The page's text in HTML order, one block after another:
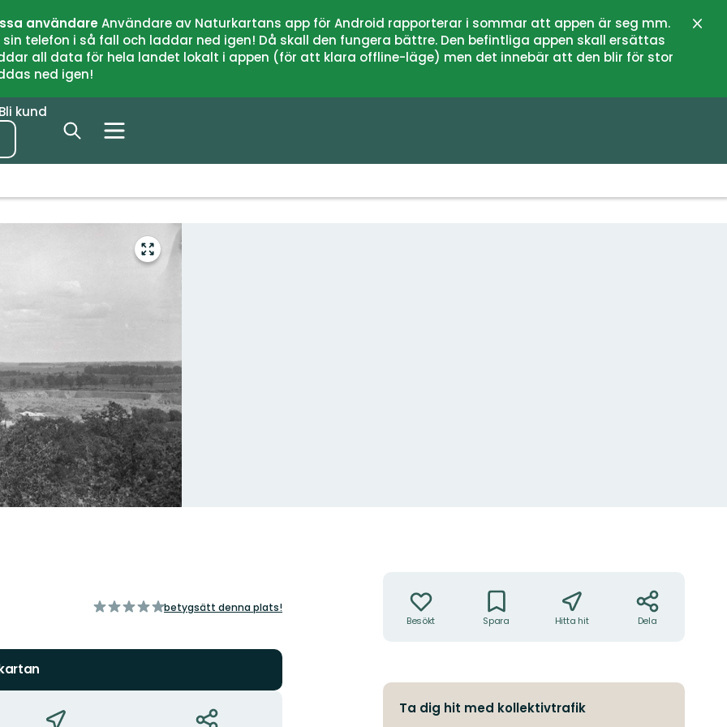
användareAnvändare av Naturkartans app för Android rapporterar i sommar att appen är seg mm.
telefon i så fall och laddar ned igen! Då skall den fungera bättre. Den befintliga appen skall ersättas
all data för hela landet lokalt i appen (för att klara offline-läge) men det innebär att den blir för stor
ned igen!
Bli kund
Gå
till
av
betygsätt denna plats!
Besökt Spara Hitta hit Dela
Ta dig hit med kollektivtrafik